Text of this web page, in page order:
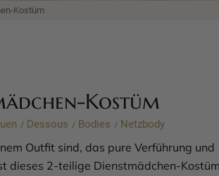
Kostüm
Kostüm
/ Dessous / Bodies / Netzbody
Outfit sind, das pure Verführung und
dieses 2-teilige Dienstmädchen-